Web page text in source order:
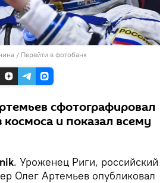
/ Перейти в фотобанк
сфотографировал
и показал всему
. Уроженец Риги, российский
Олег Артемьев опубликовал